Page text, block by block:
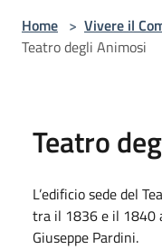
Home > Vivere il
Teatro degli Animosi
Teatro
L’edificio sede del
tra il 1836 e il 1840
Giuseppe Pardini.